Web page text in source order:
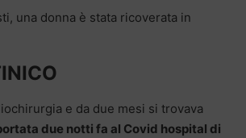
una donna è stata ricoverata in
e da due mesi si trovava
due notti fa al Covid hospital di